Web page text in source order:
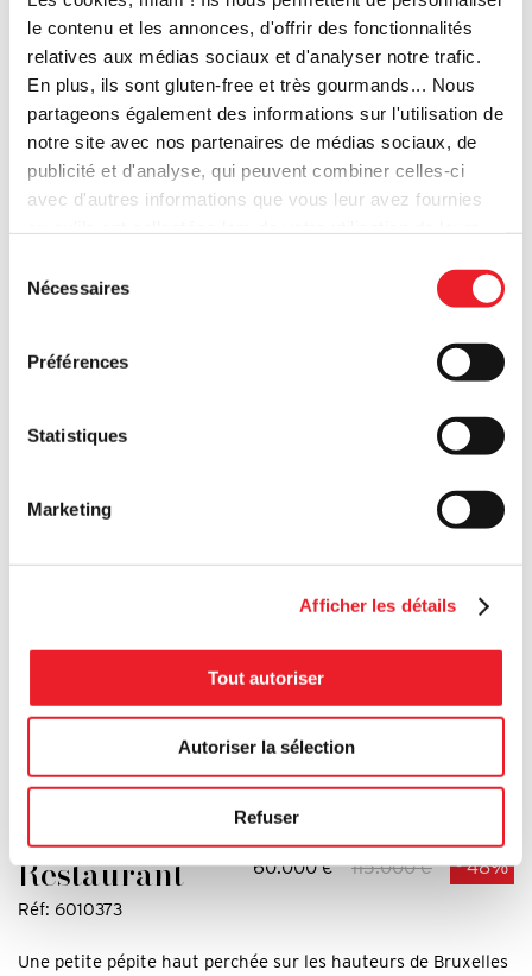
le contenu et les annonces, d'offrir des fonctionnalités
relatives aux médias sociaux et d'analyser notre trafic.
En plus, ils sont gluten-free et très gourmands... Nous
partageons également des informations sur l'utilisation de
notre site avec nos partenaires de médias sociaux, de
publicité et d'analyse, qui peuvent combiner celles-ci
avec d'autres informations que vous leur avez fournies
ou pas.
Nécessaires
Préférences
Statistiques
Marketing
Afficher les détails
Tout autoriser
Autoriser la sélection
Refuser
Rez commerciaux et autres
Réf: 6269439
Au coeur du tout nouveau projet Montgomery Park, à deux
pas du Square Montgomery, en bordure de l'Avenue de
Tervuren, superbe unité de 111 m2 au sol + mezzanine de 69
NOUVEAU PRIX
/ FOREST - ALTITUDE 100
Restaurant 60.000 € 115.000 € - 48%
Réf: 6010373
Une petite pépite haut perchée sur les hauteurs de Bruxelles